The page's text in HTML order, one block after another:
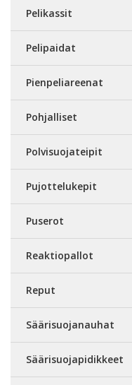
Pelikassit
Pelipaidat
Pienpeliareenat
Pohjalliset
Polvisuojateipit
Pujottelukepit
Puserot
Reaktiopallot
Reput
Säärisuojanauhat
Säärisuojapidikkeet